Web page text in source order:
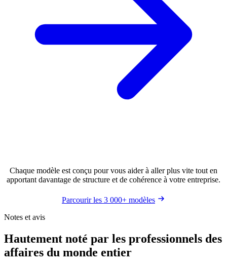
Chaque modèle est conçu pour vous aider à aller plus vite tout en
apportant davantage de structure et de cohérence à votre entreprise.
Parcourir les 3 000+ modèles
Notes et avis
Hautement noté par les professionnels des
affaires du monde entier